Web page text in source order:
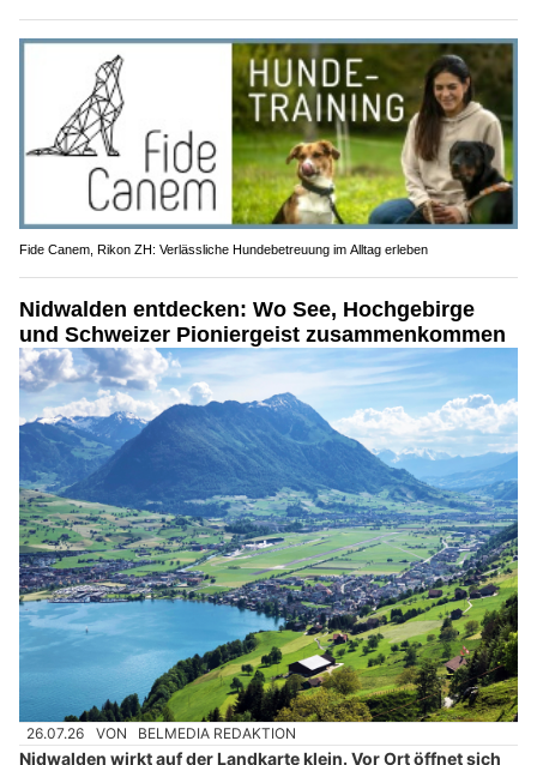
Fide Canem, Rikon ZH: Verlässliche Hundebetreuung im Alltag erleben
Nidwalden entdecken: Wo See, Hochgebirge
und Schweizer Pioniergeist zusammenkommen
26.07.26 VON BELMEDIA REDAKTION
Nidwalden wirkt auf der Landkarte klein. Vor Ort öffnet sich